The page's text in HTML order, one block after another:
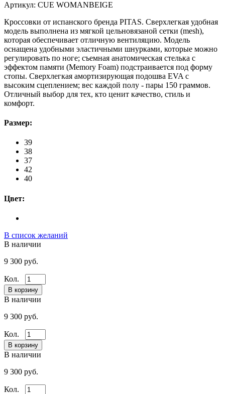
Артикул: CUE WOMANBEIGE
Кроссовки от испанского бренда PITAS. Сверхлегкая удобная
модель выполнена из мягкой цельновязаной сетки (mesh),
которая обеспечивает отличную вентиляцию. Модель
оснащена удобными эластичными шнурками, которые можно
регулировать по ноге; съемная анатомическая стелька с
эффектом памяти (Memory Foam) подстраивается под форму
стопы. Сверхлегкая амортизирующая подошва EVA с
высоким сцеплением; вес каждой полу - пары 150 граммов.
Отличный выбор для тех, кто ценит качество, стиль и
комфорт.
Размер:
39
38
37
42
40
Цвет:
В список желаний
В наличии
9 300 руб.
Кол.
В наличии
9 300 руб.
Кол.
В наличии
9 300 руб.
Кол.